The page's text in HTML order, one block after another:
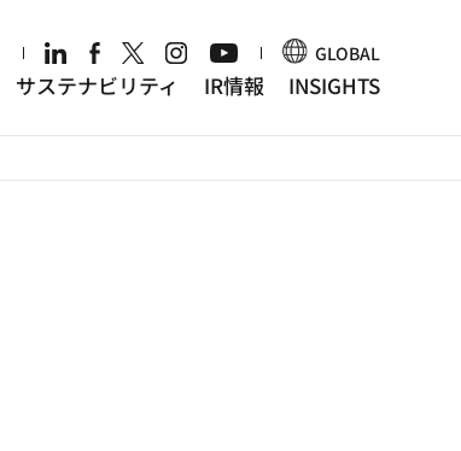
GLOBAL
サステナビリティ IR情報 INSIGHTS